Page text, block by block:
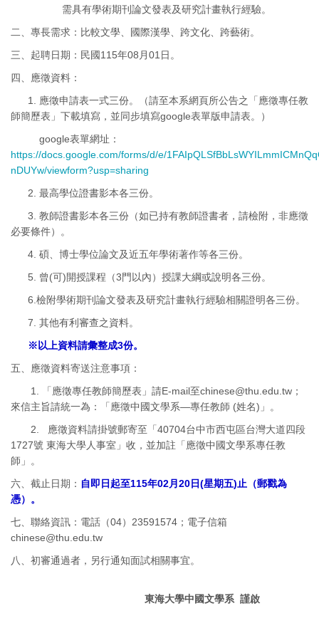
需具有學術期刊論文發表及研究計畫執行經驗。
二、專長需求： 比較文學、國際漢學、跨文化、跨藝術。
三、起聘日期：民國115年08月01日。
四、應徵資料：
1. 應徵申請表一式三份。（請至本系網頁所公告之「應徵專任教
師簡歷表」下載填寫，並同步填寫google表單版申請表。）
google表單網址：
https://docs.google.com/forms/d/e/
nDUYw/viewform?usp=sharing
2. 最高學位證書影本各三份。
3. 教師證書影本各三份（如已持有教師證書者，請檢附，非應徵
必要條件）。
4. 碩、博士學位論文及近五年學術著作等各三份。
5. 曾(可)開授課程（3門以內）授課大綱或說明各三份。
6. 檢附學術期刊論文發表及研究計畫執行經驗相關證明各三份。
7. 其他有利審查之資料。
※以上資料請彙整成3份。
五、應徵資料寄送注意事項：
1. 「應徵專任教師簡歷表」請E-mail至chinese@thu.edu.tw；
來信主旨請統一為：「應徵中國文學系—專任教師 (姓名)」。
2. 應徵資料請掛號郵寄至「40704台中市西屯區台灣大道四段
1727號 東海大學人事室」收，並加註「應徵中國文學系專任教
師」。
六、截止日期： 自即日起至115年02月20日(星期五)止（郵戳為
憑）。
七、聯絡資訊：電話（04）23591574；電子信箱
chinese@thu.edu.tw
八、初審通過者，另行通知面試相關事宜。
東海大學中國文學系 謹啟